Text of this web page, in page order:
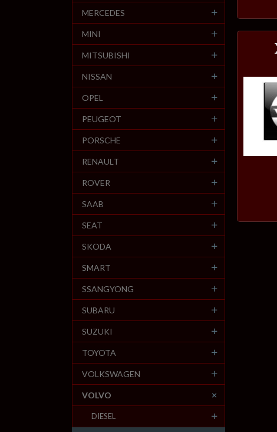
MERCEDES
MINI
MITSUBISHI
NISSAN
OPEL
PEUGEOT
PORSCHE
RENAULT
ROVER
SAAB
SEAT
SKODA
SMART
SSANGYONG
SUBARU
SUZUKI
TOYOTA
VOLKSWAGEN
VOLVO
DIESEL